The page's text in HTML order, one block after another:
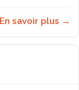
En savoir plus →